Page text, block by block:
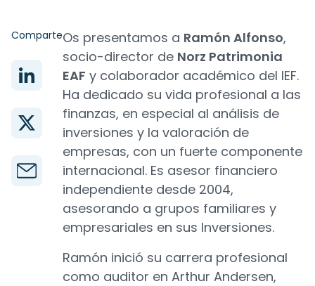
ComparteOs presentamos a Ramón Alfonso,
socio-director de Norz Patrimonia
EAF y colaborador académico del IEF.
Ha dedicado su vida profesional a las
finanzas, en especial al análisis de
inversiones y la valoración de
empresas, con un fuerte componente
internacional. Es asesor financiero
independiente desde 2004,
asesorando a grupos familiares y
empresariales en sus Inversiones.
Ramón inició su carrera profesional
como auditor en Arthur Andersen,